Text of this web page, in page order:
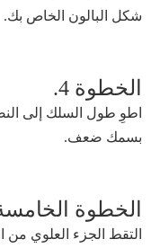
شكل البالون الخاص بك.
الخطوة 4.
اطوِ طول السلك إلى
بسمك ضعف.
الخطوة
التقط الجزء العلوي